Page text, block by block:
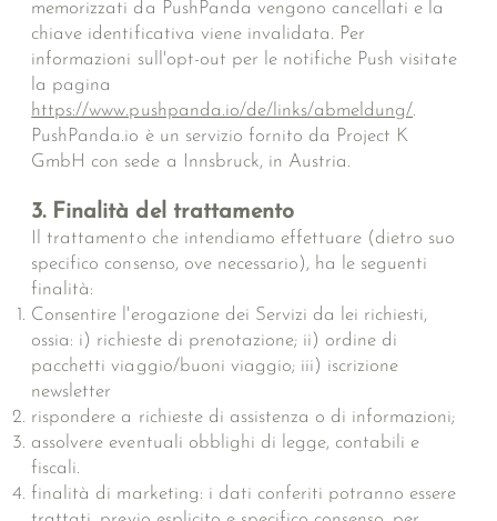
memorizzati da PushPanda vengono cancellati e la
chiave identificativa viene invalidata. Per
informazioni sull'opt-out per le notifiche Push visitate
la pagina
https://www.pushpanda.io/de/links/abmeldung/.
PushPanda.io è un servizio fornito da Project K
GmbH con sede a Innsbruck, in Austria.
3. Finalità del trattamento
Il trattamento che intendiamo effettuare (dietro suo
specifico consenso, ove necessario), ha le seguenti
finalità:
Consentire l'erogazione dei Servizi da lei richiesti,
ossia: i) richieste di prenotazione; ii) ordine di
pacchetti viaggio/buoni viaggio; iii) iscrizione
newsletter
rispondere a richieste di assistenza o di informazioni;
assolvere eventuali obblighi di legge, contabili e
fiscali.
finalità di marketing: i dati conferiti potranno essere